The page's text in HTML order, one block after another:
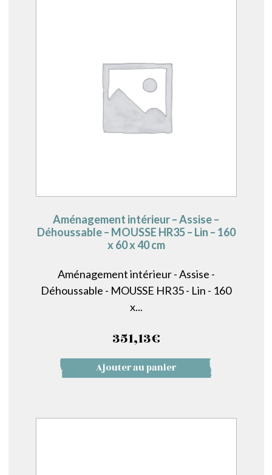
Aménagement intérieur – Assise –
Déhoussable – MOUSSE HR35 – Lin – 160
x 60 x 40 cm
Aménagement intérieur - Assise -
Déhoussable - MOUSSE HR35 - Lin - 160
x...
351,13€
Ajouter au panier